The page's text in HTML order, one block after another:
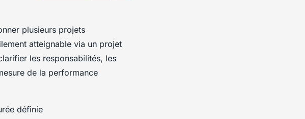
plusieurs projets
atteignable via un projet
les responsabilités, les
de la performance
définie